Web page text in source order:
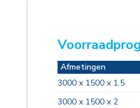
Afmetingen
3000 x 1500 x 1.5
3000 x 1500 x 2